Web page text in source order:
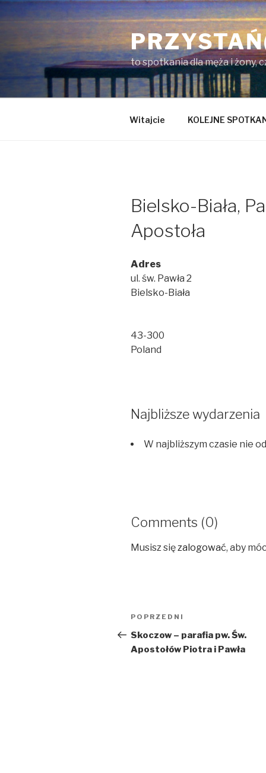
Przejdź
do
to spotkania dla męża i żony,
Witajcie KOLEJNE
Bielsko-Biała,
Apostoła
Adres
ul. św. Pawła 2
Bielsko-Biała
43-300
Poland
Najbliższe wydarzenia
W najbliższym czasie nie
Comments (0)
Musisz sięzalogować, aby
Nawigacja
wpisu
Poprzedni
wpis
POPRZEDNI
Skoczow – parafia pw. Św.
Apostołów Piotra i Pawła